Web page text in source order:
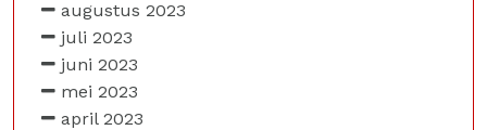
augustus 2023
juli 2023
juni 2023
mei 2023
april 2023